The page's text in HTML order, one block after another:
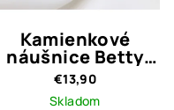
Kamienkové
náušnice Betty
Magenta
€13,90
Skladom